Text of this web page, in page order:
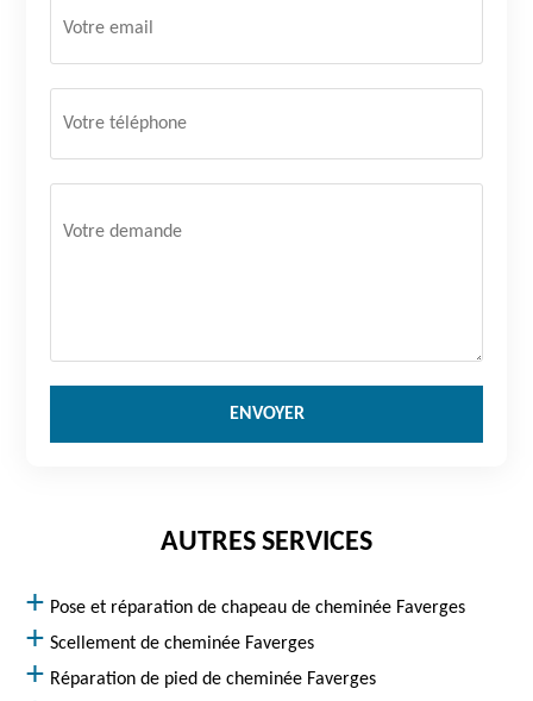
AUTRES SERVICES
Pose et réparation de chapeau de cheminée Faverges
Scellement de cheminée Faverges
Réparation de pied de cheminée Faverges